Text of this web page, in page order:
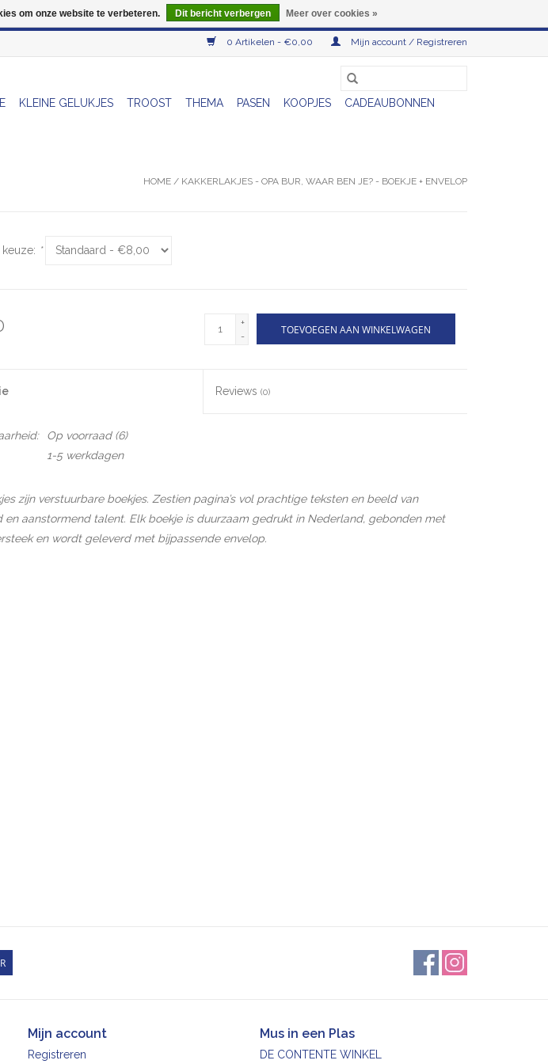
0 Artikelen - €0,00 Mijn account / Registreren
KLEINE GELUKJES TROOST THEMA PASEN KOOPJES
CADEAUBONNEN
HOME / KAKKERLAKJES - OPA BUR, WAAR BEN JE? - BOEKJE + ENVELOP
keuze: *
+
-
TOEVOEGEN AAN WINKELWAGEN
Reviews(0)
Op voorraad(6)
1-5 werkdagen
zijn verstuurbare boekjes. Zestien pagina’s vol prachtige teksten en beeld van
en aanstormend talent. Elk boekje is duurzaam gedrukt in Nederland, gebonden met
en wordt geleverd met bijpassende envelop.
Mijn account
Registreren
Mus in een Plas
DE CONTENTE WINKEL
om onze website te verbeteren. Dit bericht verbergen Meer over cookies »
op Do 06/08 en Do 13/08